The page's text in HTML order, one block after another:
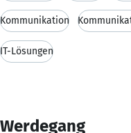
Kommunikation
IT-Lösungen
Werdegang